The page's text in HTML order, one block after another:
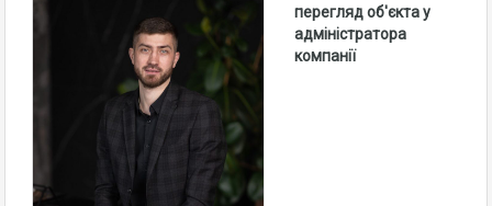
перегляд об'єкта у
адміністратора
компанії